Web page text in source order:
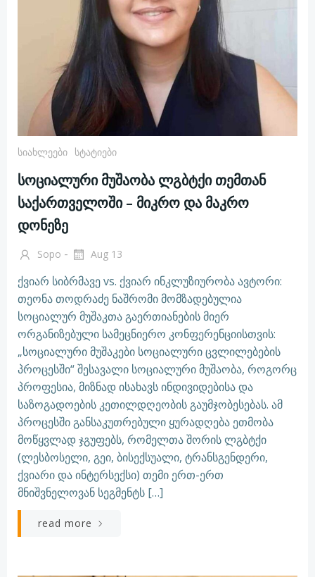
Სიახლეები Სტატიები
სოციალური მუშაობა ლგბტქი თემთან
საქართველოში – მიკრო და მაკრო
დონეზე
Sopo - Aug 13
ქვიარ სიბრმავე vs. ქვიარ ინკლუზიურობა ავტორი:
თეონა თოდრაძე ნაშრომი მომზადებულია
სოციალურ მუშაკთა გაერთიანების მიერ
ორგანიზებული სამეცნიერო კონფერენციისთვის:
„სოციალური მუშაკები სოციალური ცვლილებების
პროცესში“ შესავალი სოციალური მუშაობა, როგორც
პროფესია, მიზნად ისახავს ინდივიდებისა და
საზოგადოების კეთილდღეობის გაუმჯობესებას. ამ
პროცესში განსაკუთრებული ყურადღება ეთმობა
მოწყვლად ჯგუფებს, რომელთა შორის ლგბტქი
(ლესბოსელი, გეი, ბისექსუალი, ტრანსგენდერი,
ქვიარი და ინტერსექსი) თემი ერთ-ერთ
მნიშვნელოვან სეგმენტს […]
read more